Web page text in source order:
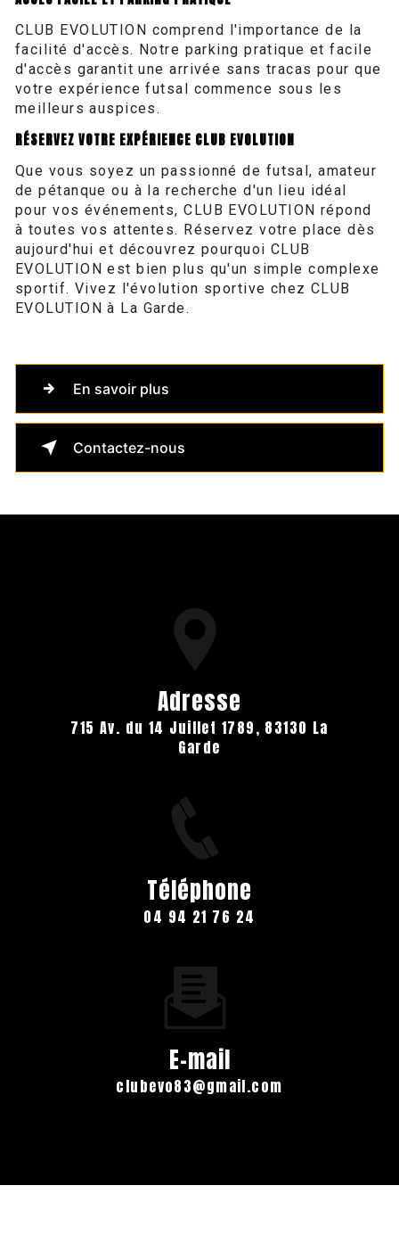
CLUB EVOLUTION comprend l'importance de la
facilité d'accès. Notre parking pratique et facile
d'accès garantit une arrivée sans tracas pour que
votre expérience futsal commence sous les
meilleurs auspices.
RÉSERVEZ VOTRE EXPÉRIENCE CLUB EVOLUTION
Que vous soyez un passionné de futsal, amateur
de pétanque ou à la recherche d'un lieu idéal
pour vos événements, CLUB EVOLUTION répond
à toutes vos attentes. Réservez votre place dès
aujourd'hui et découvrez pourquoi CLUB
EVOLUTION est bien plus qu'un simple complexe
sportif. Vivez l'évolution sportive chez CLUB
EVOLUTION à La Garde.
En savoir plus
Contactez-nous
Adresse
715 Av. du 14 Juillet 1789, 83130 La
Garde
Téléphone
04 94 21 76 24
E-mail
clubevo83@gmail.com